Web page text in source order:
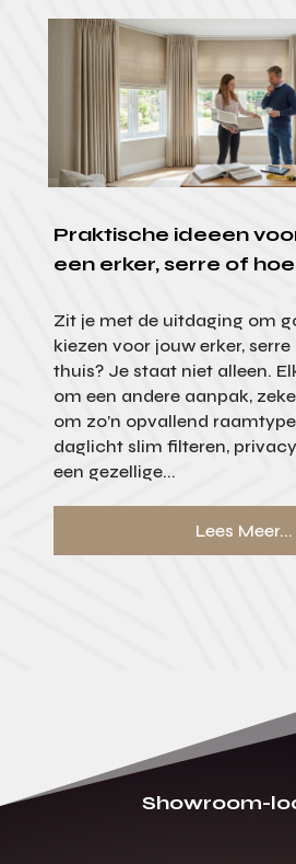
Praktische ideeen
een erker, serre of
Zit je met de uitdaging om
kiezen voor jouw erker,
thuis? Je staat niet alleen.
om een andere aanpak,
om zo’n opvallend
daglicht slim filteren,
een gezellige...
Lees Meer...
Showroom-